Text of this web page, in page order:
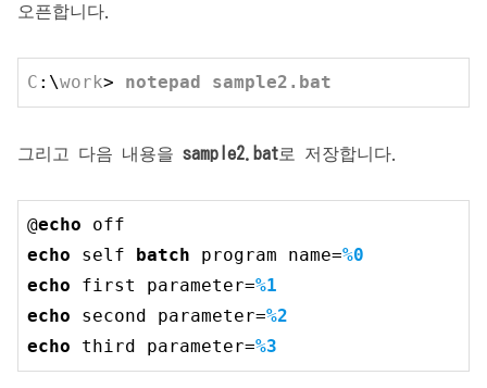
오픈합니다.
C :\work> notepad sample2.bat
그리고 다음 내용을 sample2.bat로 저장합니다.
@echo
echo self batch program name=%0
echo first parameter=%1
echo second parameter=%2
echo third parameter=%3